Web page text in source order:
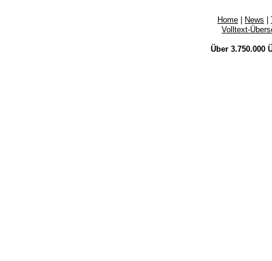
Home News
Volltext-
Über 3.750.000